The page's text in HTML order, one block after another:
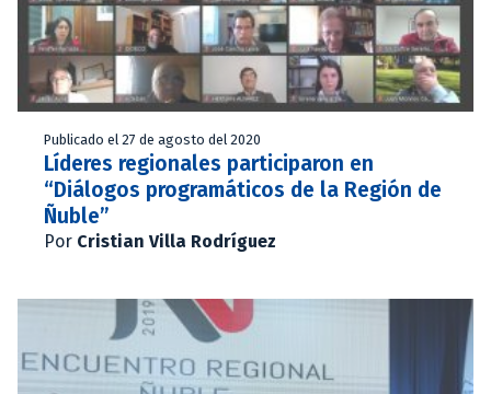
Publicado el 27 de agosto del 2020
Líderes regionales participaron en
“Diálogos programáticos de la Región de
Ñuble”
Por Cristian Villa Rodríguez